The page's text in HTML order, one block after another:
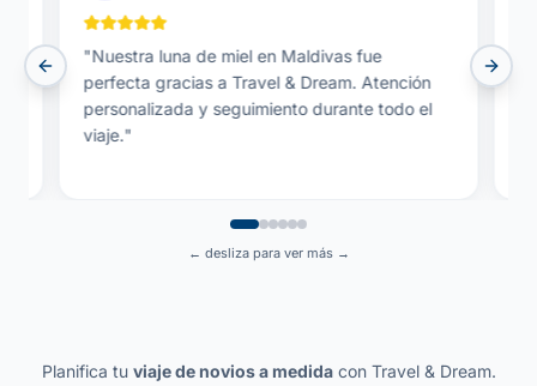
"Nuestra luna de miel en Maldivas fue
perfecta gracias a Travel & Dream. Atención
personalizada y seguimiento durante todo el
viaje."
Previous slide Next
← desliza para ver más →
Planifica tu viaje de novios a medidacon Travel & Dream.